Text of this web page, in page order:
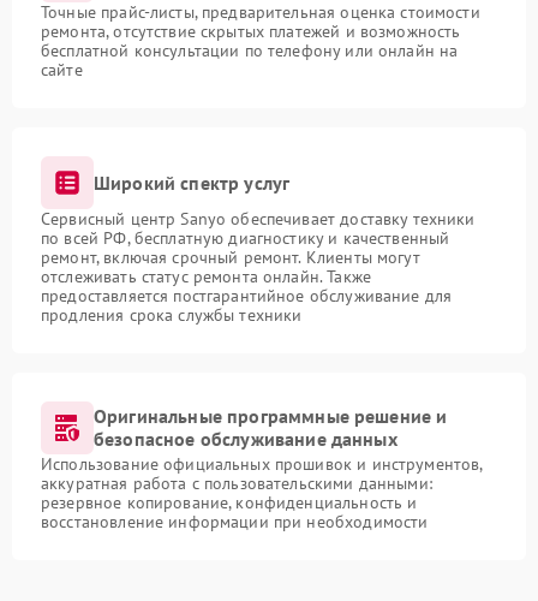
Точные прайс-листы, предварительная оценка стоимости
ремонта, отсутствие скрытых платежей и возможность
бесплатной консультации по телефону или онлайн на
сайте
Широкий спектр услуг
Сервисный центр Sanyo обеспечивает доставку техники
по всей РФ, бесплатную диагностику и качественный
ремонт, включая срочный ремонт. Клиенты могут
отслеживать статус ремонта онлайн. Также
предоставляется постгарантийное обслуживание для
продления срока службы техники
Оригинальные программные решение и
безопасное обслуживание данных
Использование официальных прошивок и инструментов,
аккуратная работа с пользовательскими данными:
резервное копирование, конфиденциальность и
восстановление информации при необходимости